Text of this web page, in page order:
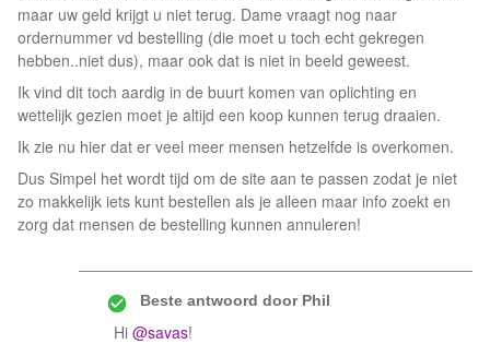
maar uw geld krijgt u niet terug. Dame vraagt nog naar
ordernummer vd bestelling (die moet u toch echt gekregen
hebben..niet dus), maar ook dat is niet in beeld geweest.
Ik vind dit toch aardig in de buurt komen van oplichting en
wettelijk gezien moet je altijd een koop kunnen terug draaien.
Ik zie nu hier dat er veel meer mensen hetzelfde is overkomen.
Dus Simpel het wordt tijd om de site aan te passen zodat je niet
zo makkelijk iets kunt bestellen als je alleen maar info zoekt en
zorg dat mensen de bestelling kunnen annuleren!
Beste antwoord doorPhil
Hi @savas!